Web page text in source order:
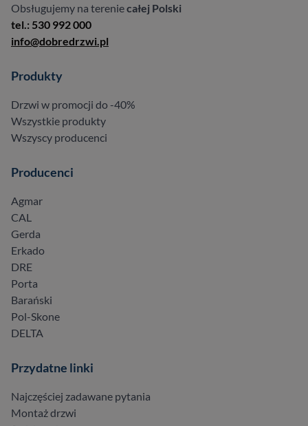
Obsługujemy na tereniecałej Polski
tel.: 530 992 000
info@dobredrzwi.pl
Produkty
Drzwi w promocji do -40%
Wszystkie produkty
Wszyscy producenci
Producenci
Agmar
CAL
Gerda
Erkado
DRE
Porta
Barański
Pol-Skone
DELTA
Przydatne linki
Najczęściej zadawane pytania
Montaż drzwi